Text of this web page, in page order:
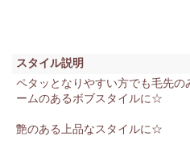
スタイル説明
ペタッとなりやすい方でも毛先の
ームのあるボブスタイルに☆
艶のある上品なスタイルに☆